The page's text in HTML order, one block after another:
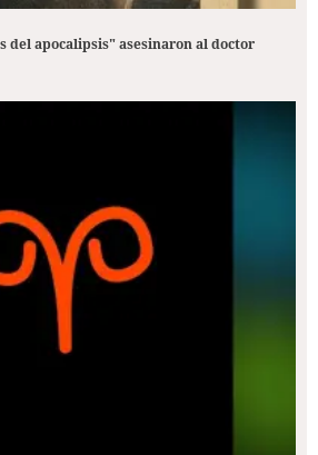
del apocalipsis" asesinaron al doctor